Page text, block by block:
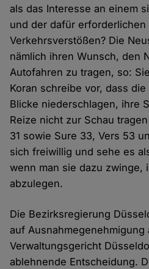
als das Interesse an einem
und der dafür
Verkehrsverstößen? Die
nämlich ihren Wunsch, den
Autofahren zu tragen, so:
Koran schreibe vor, dass
Blicke niederschlagen, ihre
Reize nicht zur Schau
31 sowie Sure 33, Vers 53
sich freiwillig und sehe es
wenn man sie dazu zwinge,
abzulegen.
Die Bezirksregierung
auf Ausnahmegenehmigung
Verwaltungsgericht
ablehnende Entscheidung.